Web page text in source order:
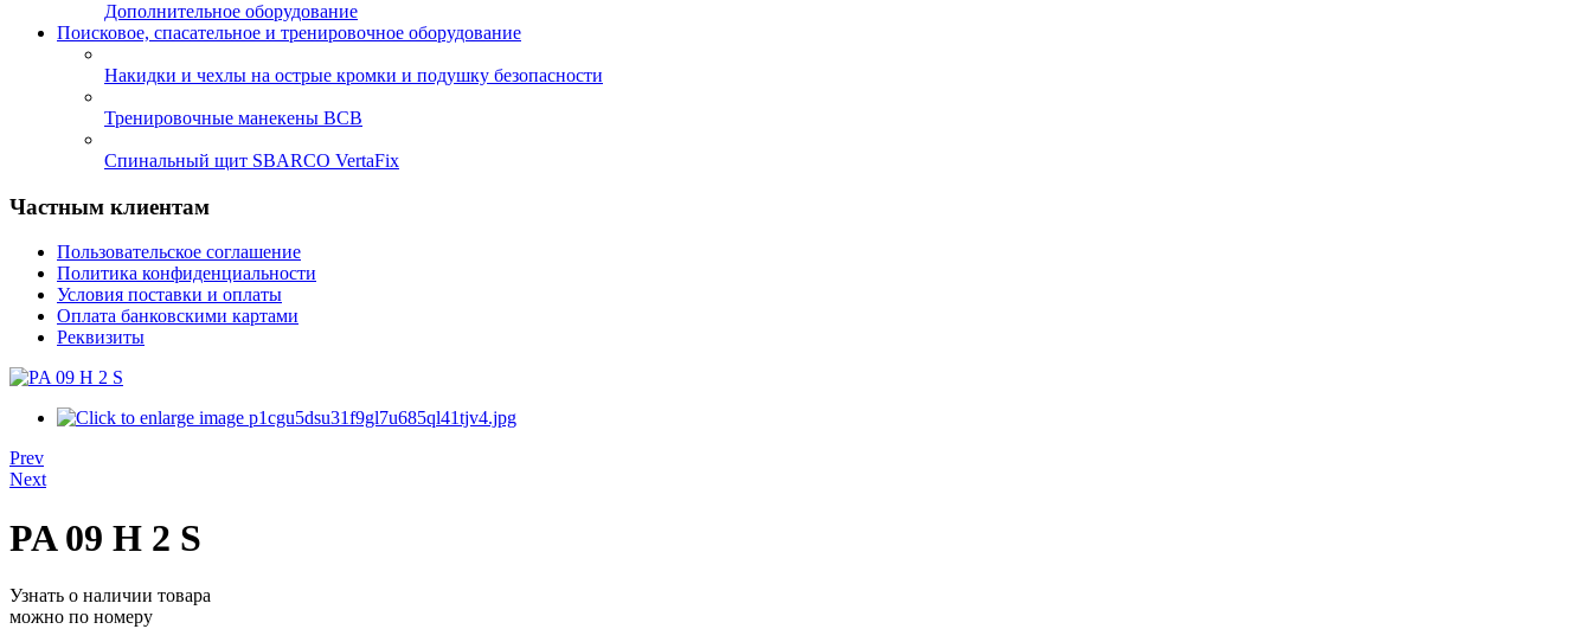
Дополнительное оборудование
Поисковое, спасательное и тренировочное оборудование
Накидки и чехлы на острые кромки и подушку безопасности
Тренировочные манекены ВСВ
Спинальный щит SBARCO VertaFix
Частным клиентам
Пользовательское соглашение
Политика конфиденциальности
Условия поставки и оплаты
Оплата банковскими картами
Реквизиты
Prev
Next
PA 09 H 2 S
Узнать о наличии товара
можно по номеру